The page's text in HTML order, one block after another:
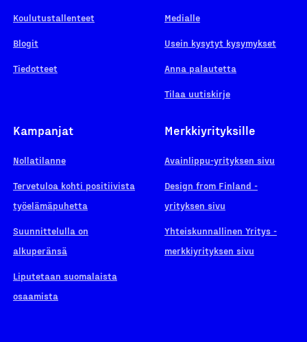
Koulutustallenteet
Blogit
Tiedotteet
Medialle
Usein kysytyt kysymykset
Anna palautetta
Tilaa uutiskirje
Kampanjat
Nollatilanne
Tervetuloa kohti positiivista
työelämäpuhetta
Suunnittelulla on
alkuperänsä
Liputetaan suomalaista
osaamista
Merkkiyrityksille
Avainlippu-yrityksen sivu
Design from Finland -
yrityksen sivu
Yhteiskunnallinen Yritys -
merkkiyrityksen sivu